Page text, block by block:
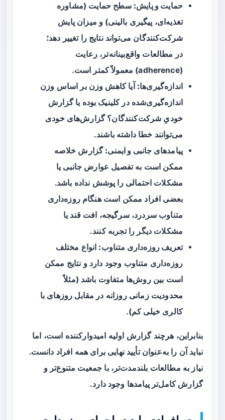
حمایت و پایش: سطح حمایت (مشاوره
تغذیه‌ای، پیگیری بالینی) و میزان پایش
شرکت‌کنندگان می‌تواند نتایج را تغییر دهد؛
در مطالعات واقع‌بینانه‌تر، رعایت
(adherence) معمولاً کمتر است.
اندازه‌گیری‌ها: آیا کاهش وزن بر اساس وزن
اندازه‌گیری‌شده در کلینیک بوده یا گزارش
خودیِ شرکت‌کنندگان؟ گزارش‌های خودی
می‌توانند خطا داشته باشند.
پیامدهای جانبی و ایمنی: گزارش خلاصه
ممکن است به تفصیل عوارض جانبی یا
مشکلات احتمالی را پوشش نداده باشد.
بعضی افراد ممکن است هنگام روزه‌داری
متناوب سردرد، سرگیجه، افت قند یا
مشکلات دیگر را تجربه کنند.
تعریف روزه‌داری متناوب: انواع مختلف
روزه‌داری متناوب وجود دارد و نتایج ممکن
است بین روش‌ها متفاوت باشد (مثلاً
محدودیت زمانی روزانه در مقابل روزهای با
کالری خیلی کم).
بنابراین، هرچند گزارش اولیه امیدوارکننده است، اما
نباید آن را به‌عنوان تأیید نهایی برای همه افراد دانست.
نیاز به مطالعات بلندمدت‌تر، با جمعیت متنوع‌تر و
گزارش کامل‌تر پیامدها وجود دارد.